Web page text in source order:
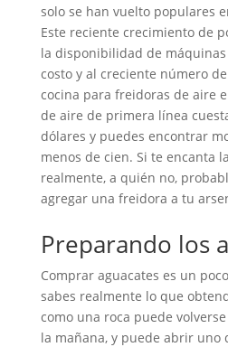
solo se han vuelto populares
Este reciente crecimiento de
la disponibilidad de
costo y al creciente número
cocina para freidoras de aire
de aire de primera línea
dólares y puedes encontrar
menos de cien. Si te encanta
realmente, a quién no,
agregar una freidora a tu
Preparando los
Comprar aguacates es un
sabes realmente lo que
como una roca puede
la mañana, y puede abrir uno